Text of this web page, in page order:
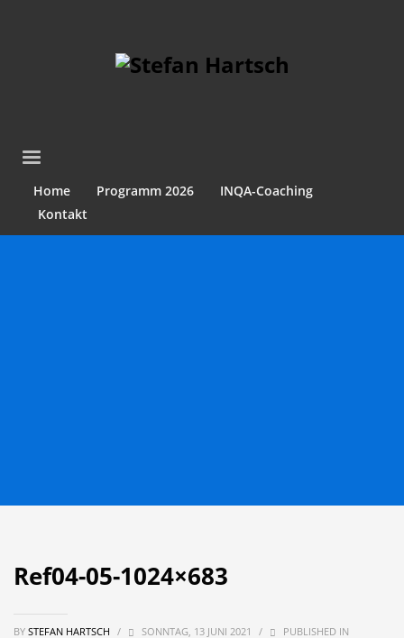
Home Programm 2026
INQA-Coaching
Kontakt
Ref04-05-1024×683
BY STEFAN HARTSCH / SONNTAG, 13 JUNI 2021 / PUBLISHED IN